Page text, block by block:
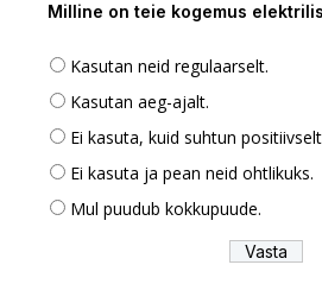
Milline on teie kogemus
Kasutan neid regulaarselt.
Kasutan aeg-ajalt.
Ei kasuta, kuid suhtun
Ei kasuta ja pean neid ohtlikuks.
Mul puudub kokkupuude.